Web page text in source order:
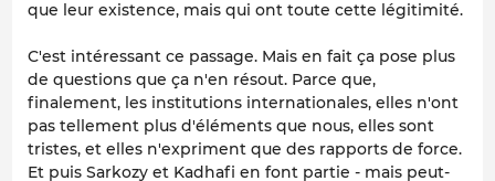
que leur existence, mais qui ont toute cette légitimité.
C'est intéressant ce passage. Mais en fait ça pose plus
de questions que ça n'en résout. Parce que,
finalement, les institutions internationales, elles n'ont
pas tellement plus d'éléments que nous, elles sont
tristes, et elles n'expriment que des rapports de force.
Et puis Sarkozy et Kadhafi en font partie - mais peut-